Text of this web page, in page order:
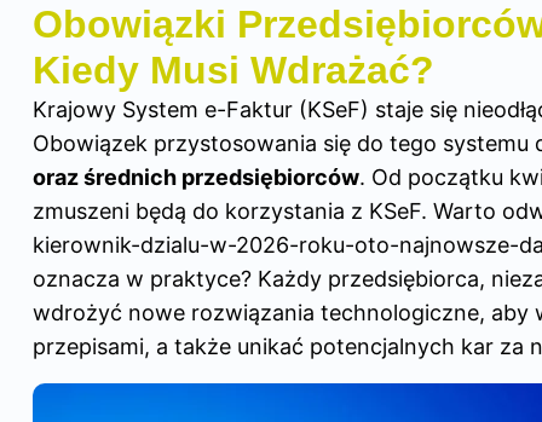
Obowiązki
Kiedy Musi Wdrażać?
Krajowy System e-Faktur (KSeF) staje się
Obowiązek przystosowania się do tego
oraz średnich przedsiębiorców. Od początku
zmuszeni będą do korzystania z KSeF. Warto
kierownik-dzialu-w-2026-roku-oto-najnowsze-
oznacza w praktyce? Każdy przedsiębiorca,
wdrożyć nowe rozwiązania technologiczne,
przepisami, a także unikać potencjalnych kar za